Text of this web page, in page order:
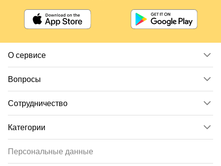
О сервисе
Вопросы
Сотрудничество
Категории
Персональные данные